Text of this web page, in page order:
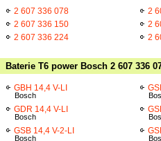
2 607 336 078
2 607 336 150
2 607 336 224
2
2
2
Baterie T6 power Bosch 2 607 336
GBH 14,4 V-LI
Bosch
GDR 14,4 V-LI
Bosch
GSB 14,4 V-2-LI
Bosch